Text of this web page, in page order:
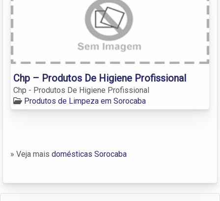
Chp – Produtos De Higiene Profissional
Chp - Produtos De Higiene Profissional
Produtos de Limpeza em Sorocaba
» Veja mais domésticas Sorocaba